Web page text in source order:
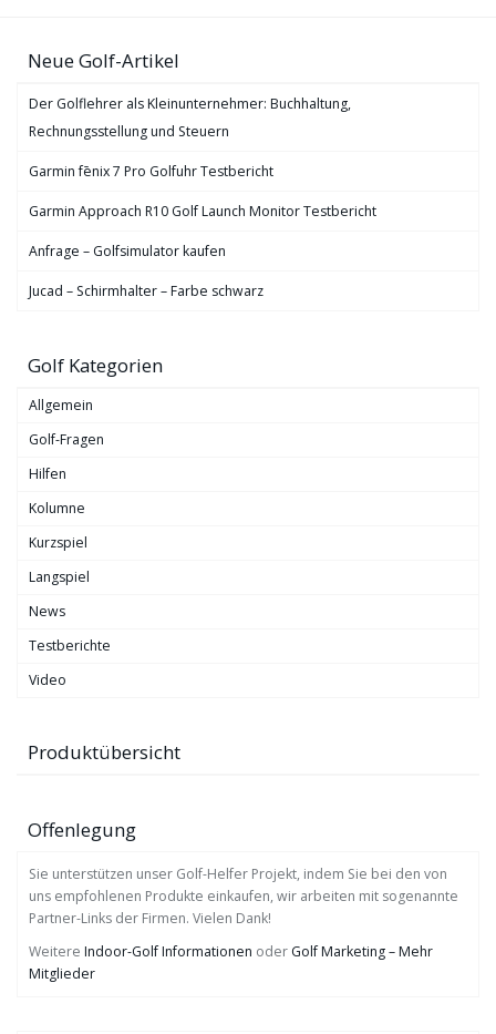
Neue Golf-Artikel
Der Golflehrer als Kleinunternehmer: Buchhaltung,
Rechnungsstellung und Steuern
Garmin fēnix 7 Pro Golfuhr Testbericht
Garmin Approach R10 Golf Launch Monitor Testbericht
Anfrage – Golfsimulator kaufen
Jucad – Schirmhalter – Farbe schwarz
Golf Kategorien
Allgemein
Golf-Fragen
Hilfen
Kolumne
Kurzspiel
Langspiel
News
Testberichte
Video
Produktübersicht
Offenlegung
Sie unterstützen unser Golf-Helfer Projekt, indem Sie bei den von
uns empfohlenen Produkte einkaufen, wir arbeiten mit sogenannte
Partner-Links der Firmen. Vielen Dank!
Weitere Indoor-Golf Informationen oder Golf Marketing – Mehr
Mitglieder